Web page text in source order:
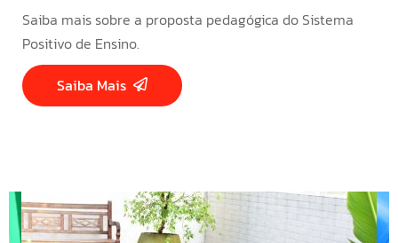
Saiba mais sobre a proposta pedagógica do Sistema
Positivo de Ensino.
Saiba Mais